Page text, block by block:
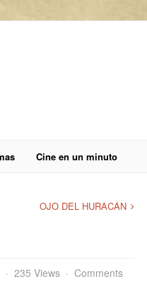
Cine en un minuto
OJO DEL HURACÁN
235 Views
Comments